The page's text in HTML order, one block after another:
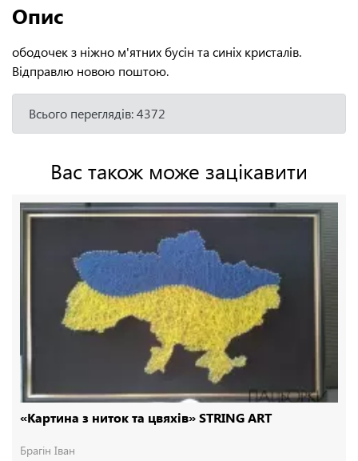
Опис
ободочек з ніжно м'ятних бусін та синіх кристалів.
Відправлю новою поштою.
Всього переглядів: 4372
Вас також може зацікавити
«Картина з ниток та цвяхів» STRING ART
Брагін Іван